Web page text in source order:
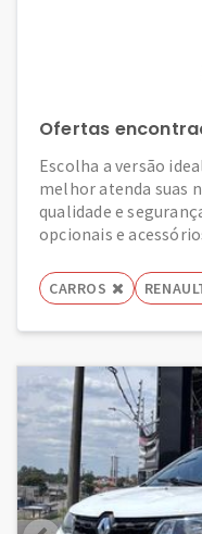
Ofertas
Escolha a versão
melhor atenda suas
qualidade e
opcionais e
CARROS